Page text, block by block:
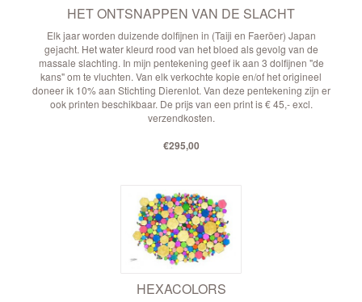
HET ONTSNAPPEN VAN DE SLACHT
Elk jaar worden duizende dolfijnen in (Taiji en Faeröer) Japan
gejacht. Het water kleurd rood van het bloed als gevolg van de
massale slachting. In mijn pentekening geef ik aan 3 dolfijnen "de
kans" om te vluchten. Van elk verkochte kopie en/of het origineel
doneer ik 10% aan Stichting Dierenlot. Van deze pentekening zijn er
ook printen beschikbaar. De prijs van een print is € 45,- excl.
verzendkosten.
€295,00
HEXACOLORS